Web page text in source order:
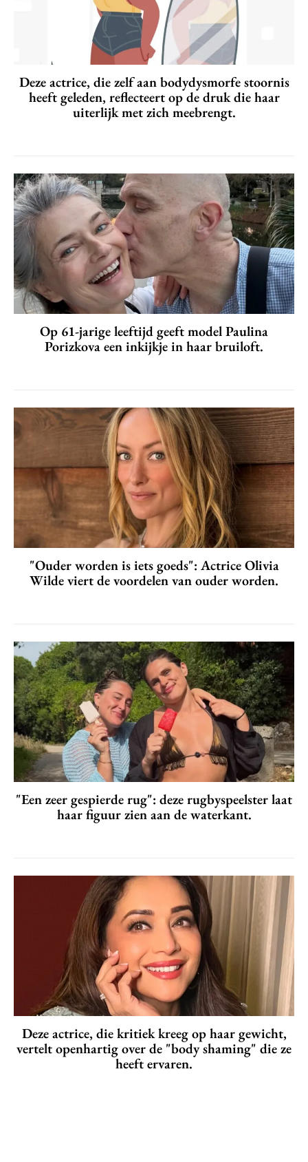
Deze actrice, die zelf aan bodydysmorfe stoornis
heeft geleden, reflecteert op de druk die haar
uiterlijk met zich meebrengt.
Op 61-jarige leeftijd geeft model Paulina
Porizkova een inkijkje in haar bruiloft.
"Ouder worden is iets goeds": Actrice Olivia
Wilde viert de voordelen van ouder worden.
"Een zeer gespierde rug": deze rugbyspeelster laat
haar figuur zien aan de waterkant.
Deze actrice, die kritiek kreeg op haar gewicht,
vertelt openhartig over de "body shaming" die ze
heeft ervaren.